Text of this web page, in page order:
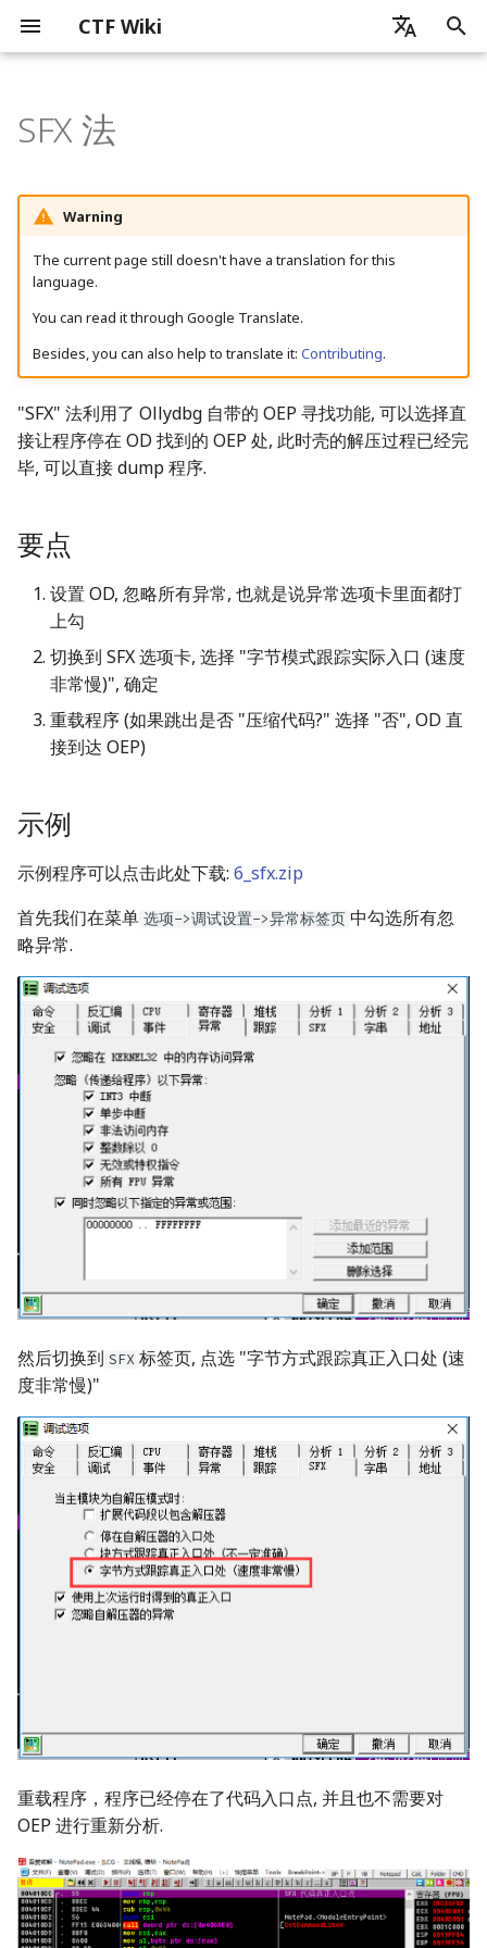
CTF Wiki
z
n
s
Introduction
How to use CTF Wiki
Contributing Guide
Basic Contribute
Document Requirements
Translation
Discussion
History of CTF Wiki
CTF Competition Types
CTF 竞赛内容
线下攻防经验小结
CGC 超级挑战赛
Learning Resource
杂项简介
信息搜集技术
编码分析
计算机相关的编码
现实世界中常用的编码
取证隐写前置技术
图片分析
PNG
JPG
GIF
音频隐写
流量包分析
PCAP 文件修复
协议分析
数据提取
RAR 格式
题目
Other
密码学简介
基础数学知识
古典密码
单表代换加密
多表代换加密
其它类型加密
总结
流密码
伪随机数生成器
线性同余生成器
反馈移位寄存器
特殊流密码
块加密
ARX
DES
IDEA
AES
Simon and Speck
非对称加密
RSA
背包加密
离散对数相关
格密码
哈希函数
MD5
SHA1
FNV
Hash Attack
综合题目
RSA 数字签名
ElGamal 数字签名
DSA 数字签名
中间相遇攻击
比特攻击
证书格式
Web 简介
SQL 注入
XSS 跨站脚本攻击
CSRF 跨站请求伪造
SSRF 服务端请求伪造
PHP 代码审计
x86_x64
MIPS
ARM
Risc-V
ELF 文件
程序加载
程序链接
程序执行流程
软件逆向工程简介
静态分析
Ghidra
jadx
Dnspy
动态调试 ollydbg
x64dbg/x32dbg
windbg
约束求解
模拟执行
Unicorn Engine
常见加密算法和编码识别
花指令
Self-Modified Code
控制流平坦化
movofuscator
迷宫问题
虚拟机分析
LD_PRELOAD
False Disassembly
Detecting Breakpoints
Detecting debugging
要点
示例
NtGlobalFlag
Heap Flags
The Heap
Interrupt 3
IsDebuggerPresent
CheckRemoteDebuggerPresent
反调试技术例题
简介
Python
Rust
Golang
Linux Platform
Kernel Mode
Windows Platform User Mode
Kernel Mode
MacOS Platform
Misc OS Platform
Sandbox Escape
shell
seccomp
namespace
chroot
docker
Virtualization
QEMU
Virtual Box
VMWare
Parallels
Browser
Firefox
Safari
可信计算
Artificial Intelligence
Basic Knowledge Machine Learning
Deep Learning
Large Language Models
AI for Security
Agentic AI
Security for AI
Attacks
Defenses
Android 开发基础
Android 运行机制简述
Android 中 Java 层的运行
Android 逆向基本介绍
Android 关键代码定位
Android 简单静态分析
Android 简单动态分析
ICS_CTF 竞赛
ICS_CTF 发现
ICS_CTF 利用
ICS_CTF 学习资源
Blockchain Security
Ethereum Security
Ethereum Basics
Function Selector and
Known Attacks
Public Blockchain
Blockchain Security
Challenges
SFX 法
Warning
The current page still doesn't have a translation for this
language.
You can read it through Google Translate.
Besides, you can also help to translate it: Contributing.
"SFX" 法利用了 Ollydbg 自带的 OEP 寻找功能, 可以选择直
接让程序停在 OD 找到的 OEP 处, 此时壳的解压过程已经完
毕, 可以直接 dump 程序.
要点
设置 OD, 忽略所有异常, 也就是说异常选项卡里面都打
上勾
切换到 SFX 选项卡, 选择 "字节模式跟踪实际入口 (速度
非常慢)", 确定
重载程序 (如果跳出是否 "压缩代码?" 选择 "否", OD 直
接到达 OEP)
示例
示例程序可以点击此处下载: 6_sfx.zip
首先我们在菜单 选项->调试设置->异常标签页 中勾选所有忽
略异常.
然后切换到 SFX 标签页, 点选 "字节方式跟踪真正入口处 (速
度非常慢)"
重载程序，程序已经停在了代码入口点, 并且也不需要对
OEP 进行重新分析.